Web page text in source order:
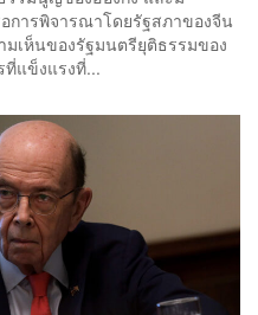
การพิจารณาโดยรัฐสภาของจีน
มเห็นของรัฐมนตรียุติธรรมของ
แข็งแรงที่...